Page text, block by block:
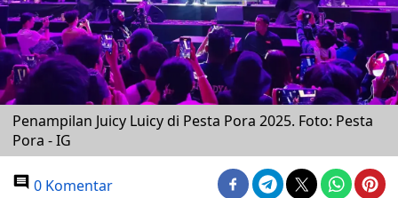
Penampilan Juicy Luicy di Pesta Pora 2025. Foto: Pesta
Pora - IG
0 Komentar